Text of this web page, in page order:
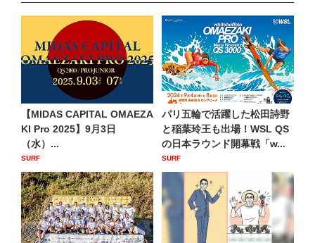
【MIDAS CAPITAL OMAEZA
KI Pro 2025】9月3日
（水）...
SURF
パリ五輪で活躍した松田詩野
と稲葉玲王も出場！WSL QS
の日本ラウンド開幕戦「w...
SURF